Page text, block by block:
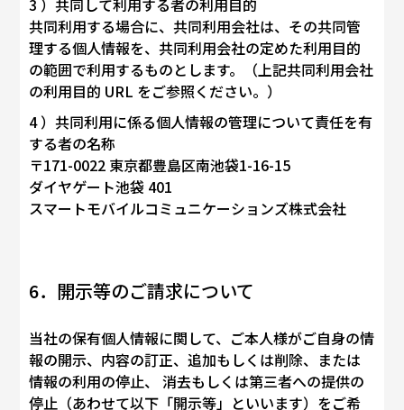
3 ）共同して利用する者の利用目的
共同利用する場合に、共同利用会社は、その共同管
理する個人情報を、共同利用会社の定めた利用目的
の範囲で利用するものとします。（上記共同利用会社
の利用目的 URL をご参照ください。）
4 ）共同利用に係る個人情報の管理について責任を有
する者の名称
〒171-0022 東京都豊島区南池袋1-16-15
ダイヤゲート池袋 401
スマートモバイルコミュニケーションズ株式会社
6．開示等のご請求について
当社の保有個人情報に関して、ご本人様がご自身の情
報の開示、内容の訂正、追加もしくは削除、または
情報の利用の停止、 消去もしくは第三者への提供の
停止（あわせて以下「開示等」といいます）をご希